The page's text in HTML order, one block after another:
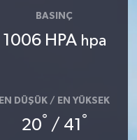
BASINÇ
1006 HPA hpa
EN DÜŞÜK / EN YÜKSEK
20° / 41 °